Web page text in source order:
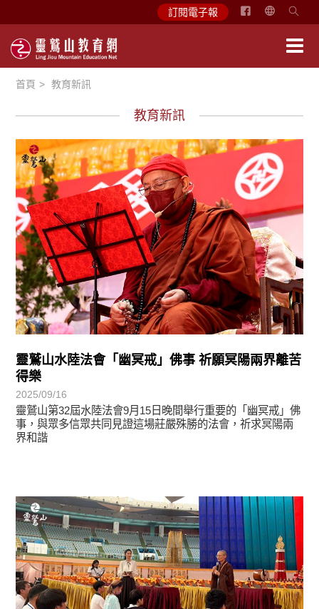
訂閱電子報
简
首頁 教育新訊
教育新訊
靈鷲山水陸法會「幽冥戒」佛事 祈願冥陽兩界離苦
得樂
2025/09/16
靈鷲山第32屆水陸法會9月15日晚間舉行重要的「幽冥戒」佛
事，與眾多信眾共同見證這場莊嚴殊勝的法會，祈求冥陽兩
界和諧
最新消息
學習分享